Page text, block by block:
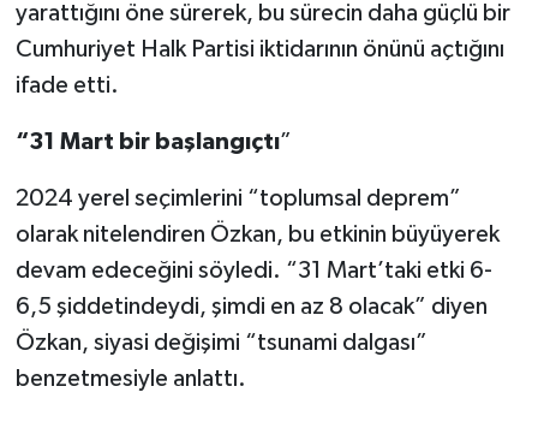
yarattığını öne sürerek, bu sürecin daha güçlü bir
Cumhuriyet Halk Partisi iktidarının önünü açtığını
ifade etti.
“31 Mart bir başlangıçtı”
2024 yerel seçimlerini “toplumsal deprem”
olarak nitelendiren Özkan, bu etkinin büyüyerek
devam edeceğini söyledi. “31 Mart’taki etki 6-
6,5 şiddetindeydi, şimdi en az 8 olacak” diyen
Özkan, siyasi değişimi “tsunami dalgası”
benzetmesiyle anlattı.